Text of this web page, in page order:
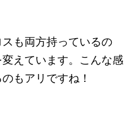
も両方持っているの
えています。こんな感
もアリですね！